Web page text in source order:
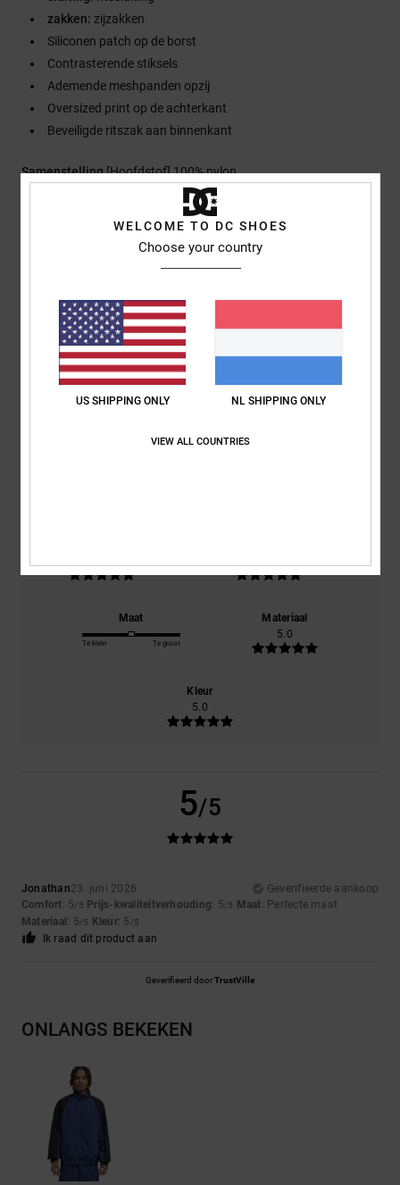
zakken: zijzakken
Siliconen patch op de borst
Contrasterende stiksels
Ademende meshpanden opzij
Oversized print op de achterkant
Beveiligde ritszak aan binnenkant
Samenstelling[Hoofdstof] 100% nylon
Bezorging en Retour
Reviews van klanten
Gemiddelde score
5.0
Maat
Te klein Te groot
Materiaal
5.0
Kleur
5.0
5/5
Jonathan23. juni 2026
Geverifieerde aankoop
Comfort: 5/5 Prijs-kwaliteitverhouding: 5/5 Maat: Perfecte maat
Materiaal : 5/5 Kleur: 5 /5
Ik raad dit product aan
Geverifieerd doorTrustVille
ONLANGS BEKEKEN
WELCOME TO DC SHOES
Choose your country
US SHIPPING ONLY NL SHIPPING ONLY
VIEW ALL COUNTRIES